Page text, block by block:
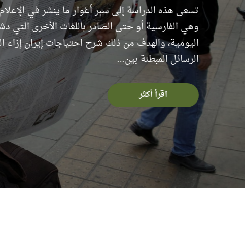
شأنها شأن سائر بلاد العالم تتابع إيران وضع
مساندا لروسيا من خلال تصريحات رسمية في هذا
فصل إقليمين مهمين عن أوكرانيا واعترف
اقرأ أكثر